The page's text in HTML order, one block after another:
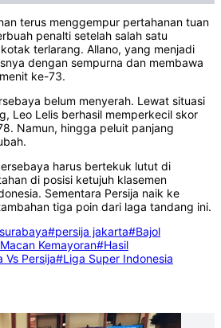
terus menggempur pertahanan tuan
penalti setelah salah satu
terlarang. Allano, yang menjadi
dengan sempurna dan membawa
ke-73.
belum menyerah. Lewat situasi
Leo Lelis berhasil memperkecil skor
Namun, hingga peluit panjang
harus bertekuk lutut di
di posisi ketujuh klasemen
Sementara Persija naik ke
tiga poin dari laga tandang ini.
#persija jakarta#Bajol
Kemayoran#Hasil
Vs Persija#Liga Super Indonesia